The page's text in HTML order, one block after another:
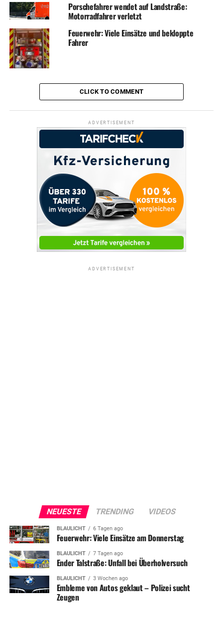
Porschefahrer wendet auf Landstraße:
Motorradfahrer verletzt
Feuerwehr: Viele Einsätze und bekloppte
Fahrer
CLICK TO COMMENT
ADVERTISEMENT
ADVERTISEMENT
NEUESTE TRENDING VIDEOS
BLAULICHT 6 Tagen ago
Feuerwehr: Viele Einsätze am Donnerstag
BLAULICHT 7 Tagen ago
Ender Talstraße: Unfall bei Überholversuch
BLAULICHT 3 Wochen ago
Embleme von Autos geklaut – Polizei sucht
Zeugen